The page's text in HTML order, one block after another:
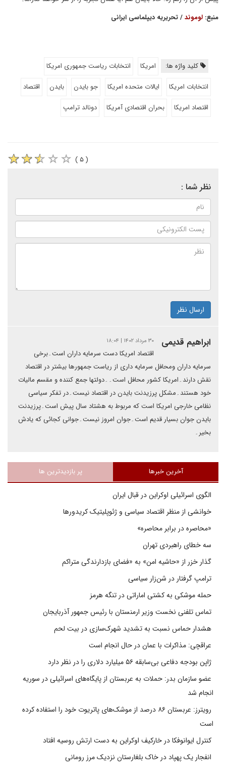
منبع: لوموند/ تحریریه دیپلماسی ایرانی
کلید واژه ها: امریکا
انتخابات ریاست جمهوری امریکا
انتخابات امریکا
ایالات متحده امریکا جو بایدن بایدن
اقتصاد
اقتصاد امریکا
بحران اقتصادی آمریکا دونالد ترامپ
( ۵ )
نظر شما :
ارسال نظر
ابراهیم قدیمی ۳۰ مرداد ۱۴۰۲ | ۱۸:۰۴
اقتصاد امریکا دست سرمایه داران است۔برخی
سرمایه داران ومحافل سرمایه داری از ریاست جمهورها بیشتر در اقتصاد
نقش دارند۔امریکا کشور محافل است۔۔دولتها جمع کننده و مقسم مالیات
خود هستند۔مشکل پرزیدنت بایدن در اقتصاد نیست۔در تفکر سیاسی
نظامی خارجی امریکا است که مربوط به هشتاد سال پیش است۔پرزیدنت
بایدن جوان بسیار قدیم است۔جوان امروز نیست۔جوانی کجائی که یادش
بخیر۔
آخرین خبرها پر بازدیدترین ها
الگوی اسرائیلی اوکراین در قبال ایران
خوانشی از منظر اقتصاد سیاسی و ژئوپلیتیک کریدورها
«محاصره در برابر محاصره»
سه خطای راهبردی تهران
گذار خزر از «حاشیه امن» به «فضای بازدارندگی متراکم
ترامپ گرفتار در شن‌زار سیاسی
حمله موشکی به کشتی اماراتی در تنگه هرمز
تماس تلفنی نخست وزیر ارمنستان با رئیس جمهور آذربایجان
هشدار حماس نسبت به تشدید شهرک‌سازی در بیت‌ لحم
عراقچی: مذاکرات با عمان در حال انجام است
ژاپن بودجه دفاعی بی‌سابقه ۵۶ میلیارد دلاری را در نظر دارد
عضو سازمان بدر: حملات به عربستان از پایگاه‌های اسرائیلی در سوریه
انجام شد
رویترز: عربستان ۸۶ درصد از موشک‌های پاتریوت خود را استفاده کرده
است
کنترل ایوانوفکا در خارکیف اوکراین به دست ارتش روسیه افتاد
انفجار یک پهپاد در خاک بلغارستان نزدیک مرز رومانی